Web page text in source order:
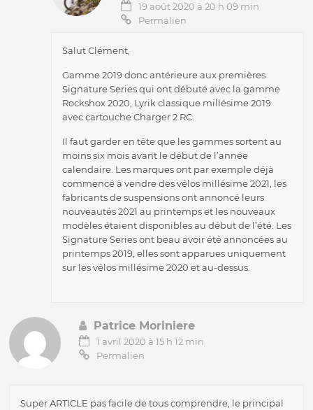
19 août 2020 à 20 h 09 min
Permalien
Salut Clément,
Gamme 2019 donc antérieure aux premières
Signature Series qui ont débuté avec la gamme
Rockshox 2020, Lyrik classique millésime 2019
avec cartouche Charger 2 RC.
Il faut garder en tête que les gammes sortent au
moins six mois avant le début de l’année
calendaire. Les marques ont par exemple déjà
commencé à vendre des vélos millésime 2021, les
fabricants de suspensions ont annoncé leurs
nouveautés 2021 au printemps et les nouveaux
modèles étaient disponibles au début de l’été. Les
Signature Series ont beau avoir été annoncées au
printemps 2019, elles sont apparues uniquement
sur les vélos millésime 2020 et au-dessus.
Patrice Moriniere
1 avril 2020 à 15 h 12 min
Permalien
Super ARTICLE pas facile de tous comprendre, le principal